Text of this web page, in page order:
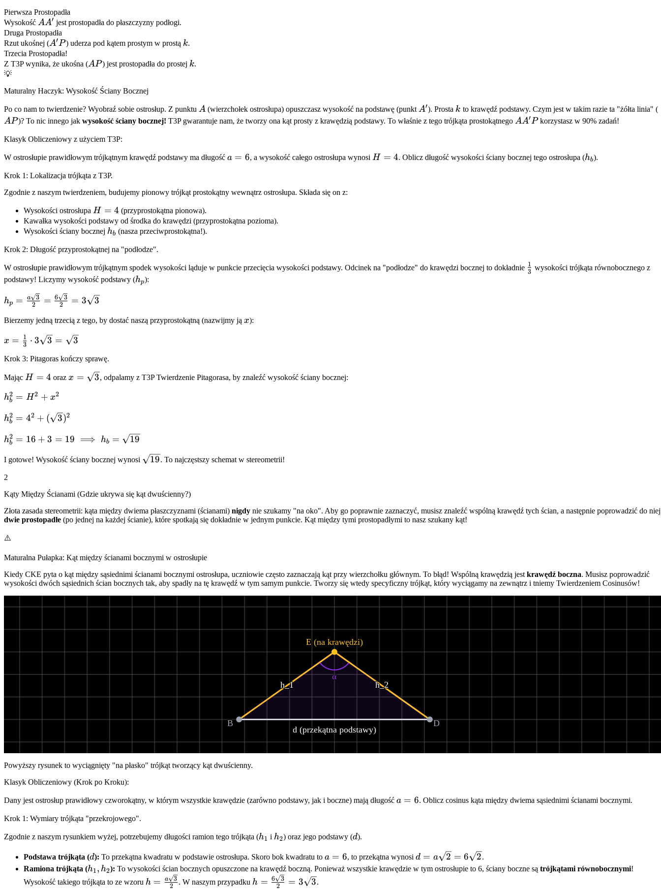
Pierwsza Prostopadła
Wysokość AA'
AA′ jest prostopadła do płaszczyzny podłogi.
Druga Prostopadła
Rzut ukośnej (A'P
A′P) uderza pod kątem prostym w prostą k
k.
Trzecia Prostopadła!
Z T3P wynika, że ukośna (AP
AP) jest prostopadła do prostej k
k.
💡
Maturalny Haczyk: Wysokość Ściany Bocznej
Po co nam to twierdzenie? Wyobraź sobie ostrosłup. Z punktu A
A (wierzchołek ostrosłupa) opuszczasz wysokość na podstawę (punkt A'
A′). Prosta k
k to krawędź podstawy. Czym jest w takim razie ta "żółta linia" (
AP)? To nic innego jak wysokość ściany bocznej! T3P gwarantuje nam, że tworzy ona kąt prosty z krawędzią podstawy. To właśnie z tego trójkąta prostokątnego AA'P
AA′Pkorzystasz w 90% zadań!
Klasyk Obliczeniowy z użyciem T3P:
W ostrosłupie prawidłowym trójkątnym krawędź podstawy ma długość a
a = 6, a wysokość całego ostrosłupa wynosi H
H = 4. Oblicz długość wysokości ściany bocznej tego ostrosłupa (h_b
hb).
Krok 1: Lokalizacja trójkąta z T3P.
Zgodnie z naszym twierdzeniem, budujemy pionowy trójkąt prostokątny wewnątrz ostrosłupa. Składa się on z:
Wysokości ostrosłupa H
=
4
H = 4 (przyprostokątna pionowa).
Kawałka wysokości podstawy od środka do krawędzi (przyprostokątna pozioma).
Wysokości ściany bocznej h_b
hb (nasza przeciwprostokątna!).
Krok 2: Długość przyprostokątnej na "podłodze".
W ostrosłupie prawidłowym trójkątnym spodek wysokości ląduje w punkcie przecięcia wysokości podstawy. Odcinek na "podłodze" do krawędzi bocznej to dokładnie \frac{1}
3
1 wysokości trójkąta równobocznego z
podstawy! Liczymy wysokość podstawy (h_p
hp):
h_p =
\frac{a\sqrt{3}}
{2} =
\frac{6\sqrt{3}}
{2} = 3\sqrt{3}
hp = 2
a 3 = 2
6 3 = 3 3
Bierzemy jedną trzecią z tego, by dostać naszą przyprostokątną (nazwijmy ją x
x):
x =
{3} \cdot
3\sqrt{3}
\sqrt{3}
x = 3
1 ⋅ 3 3 = 3
Krok 3: Pitagoras kończy sprawę.
Mając H
4
H = 4 orazx =
x = 3, odpalamy z T3P Twierdzenie Pitagorasa, by znaleźć wysokość ściany bocznej:
h_b^2
H^2
hb
2 = H2 + x2
h_b^2 =
(\sqrt{3})^2
hb
2 = 42 + ( 3)2
h_b^2 =
19
\implies
\sqrt{19}
hb
2 = 16 + 3 = 19 ⟹ hb = 19
I gotowe! Wysokość ściany bocznej wynosi \sqrt{19}
19. To najczęstszy schemat w stereometrii!
2
Kąty Między Ścianami (Gdzie ukrywa się kąt dwuścienny?)
Złota zasada stereometrii: kąta między dwiema płaszczyznami (ścianami) nigdy nie szukamy "na oko". Aby go poprawnie zaznaczyć, musisz znaleźć wspólną krawędź tych ścian, a następnie poprowadzić do niej
dwie prostopadłe (po jednej na każdej ścianie), które spotkają się dokładnie w jednym punkcie. Kąt między tymi prostopadłymi to nasz szukany kąt!
⚠️
Maturalna Pułapka: Kąt między ścianami bocznymi w ostrosłupie
Kiedy CKE pyta o kąt między sąsiednimi ścianami bocznymi ostrosłupa, uczniowie często zaznaczają kąt przy wierzchołku głównym. To błąd! Wspólną krawędzią jest krawędź boczna. Musisz poprowadzić
wysokości dwóch sąsiednich ścian bocznych tak, aby spadły na tę krawędź w tym samym punkcie. Tworzy się wtedy specyficzny trójkąt, który wyciągamy na zewnątrz i tniemy Twierdzeniem Cosinusów!
α
B D
E (na krawędzi)
h_1 h_2
d (przekątna podstawy)
Powyższy rysunek to wyciągnięty "na płasko" trójkąt tworzący kąt dwuścienny.
Klasyk Obliczeniowy (Krok po Kroku):
Dany jest ostrosłup prawidłowy czworokątny, w którym wszystkie krawędzie (zarówno podstawy, jak i boczne) mają długość a
a = 6. Oblicz cosinus kąta między dwiema sąsiednimi ścianami bocznymi.
Krok 1: Wymiary trójkąta "przekrojowego".
Zgodnie z naszym rysunkiem wyżej, potrzebujemy długości ramion tego trójkąta (h_1
h1 i h_2
h2) oraz jego podstawy (d
d).
Podstawa trójkąta (d
d): To przekątna kwadratu w podstawie ostrosłupa. Skoro bok kwadratu to a
=
a = 6, to przekątna wynosi d =
a\sqrt{2}
d = a 2 = 6 2.
Ramiona trójkąta (h_1,
h_2
h1, h2): To wysokości ścian bocznych opuszczone na krawędź boczną. Ponieważ wszystkie krawędzie w tym ostrosłupie to 6, ściany boczne sątrójkątami równobocznymi!
Wysokość takiego trójkąta to ze wzoru h =
h = 2
a 3 . W naszym przypadku h =
h = 2
6 3 = 3 3.